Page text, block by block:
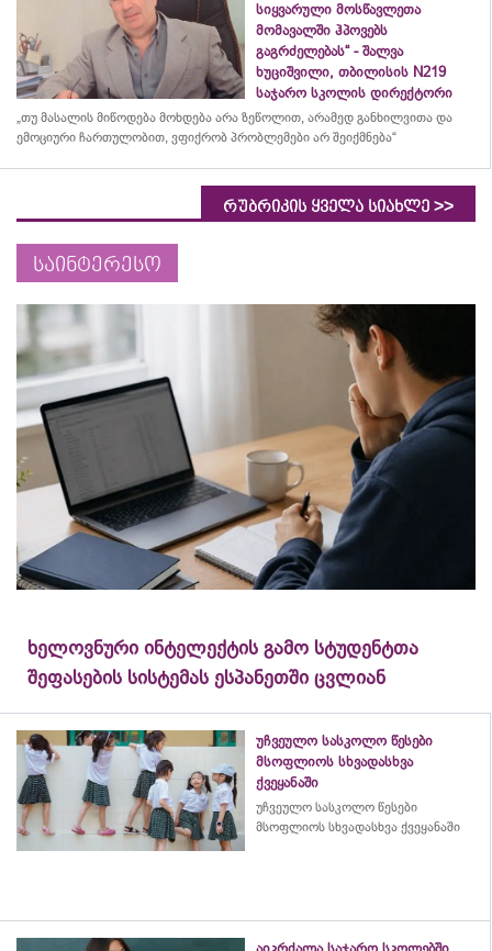
სიყვარული მოსწავლეთა
მომავალში ჰპოვებს
გაგრძელებას“ - შალვა
ხუციშვილი, თბილისის N219
საჯარო სკოლის დირექტორი
„თუ მასალის მიწოდება მოხდება არა ზეწოლით, არამედ განხილვითა და
ემოციური ჩართულობით, ვფიქრობ პრობლემები არ შეიქმნება“
რუბრიკის ყველა სიახლე >>
საინტერესო
ხელოვნური ინტელექტის გამო სტუდენტთა
შეფასების სისტემას ესპანეთში ცვლიან
უჩვეულო სასკოლო წესები
მსოფლიოს სხვადასხვა
ქვეყანაში
უჩვეულო სასკოლო წესები
მსოფლიოს სხვადასხვა ქვეყანაში